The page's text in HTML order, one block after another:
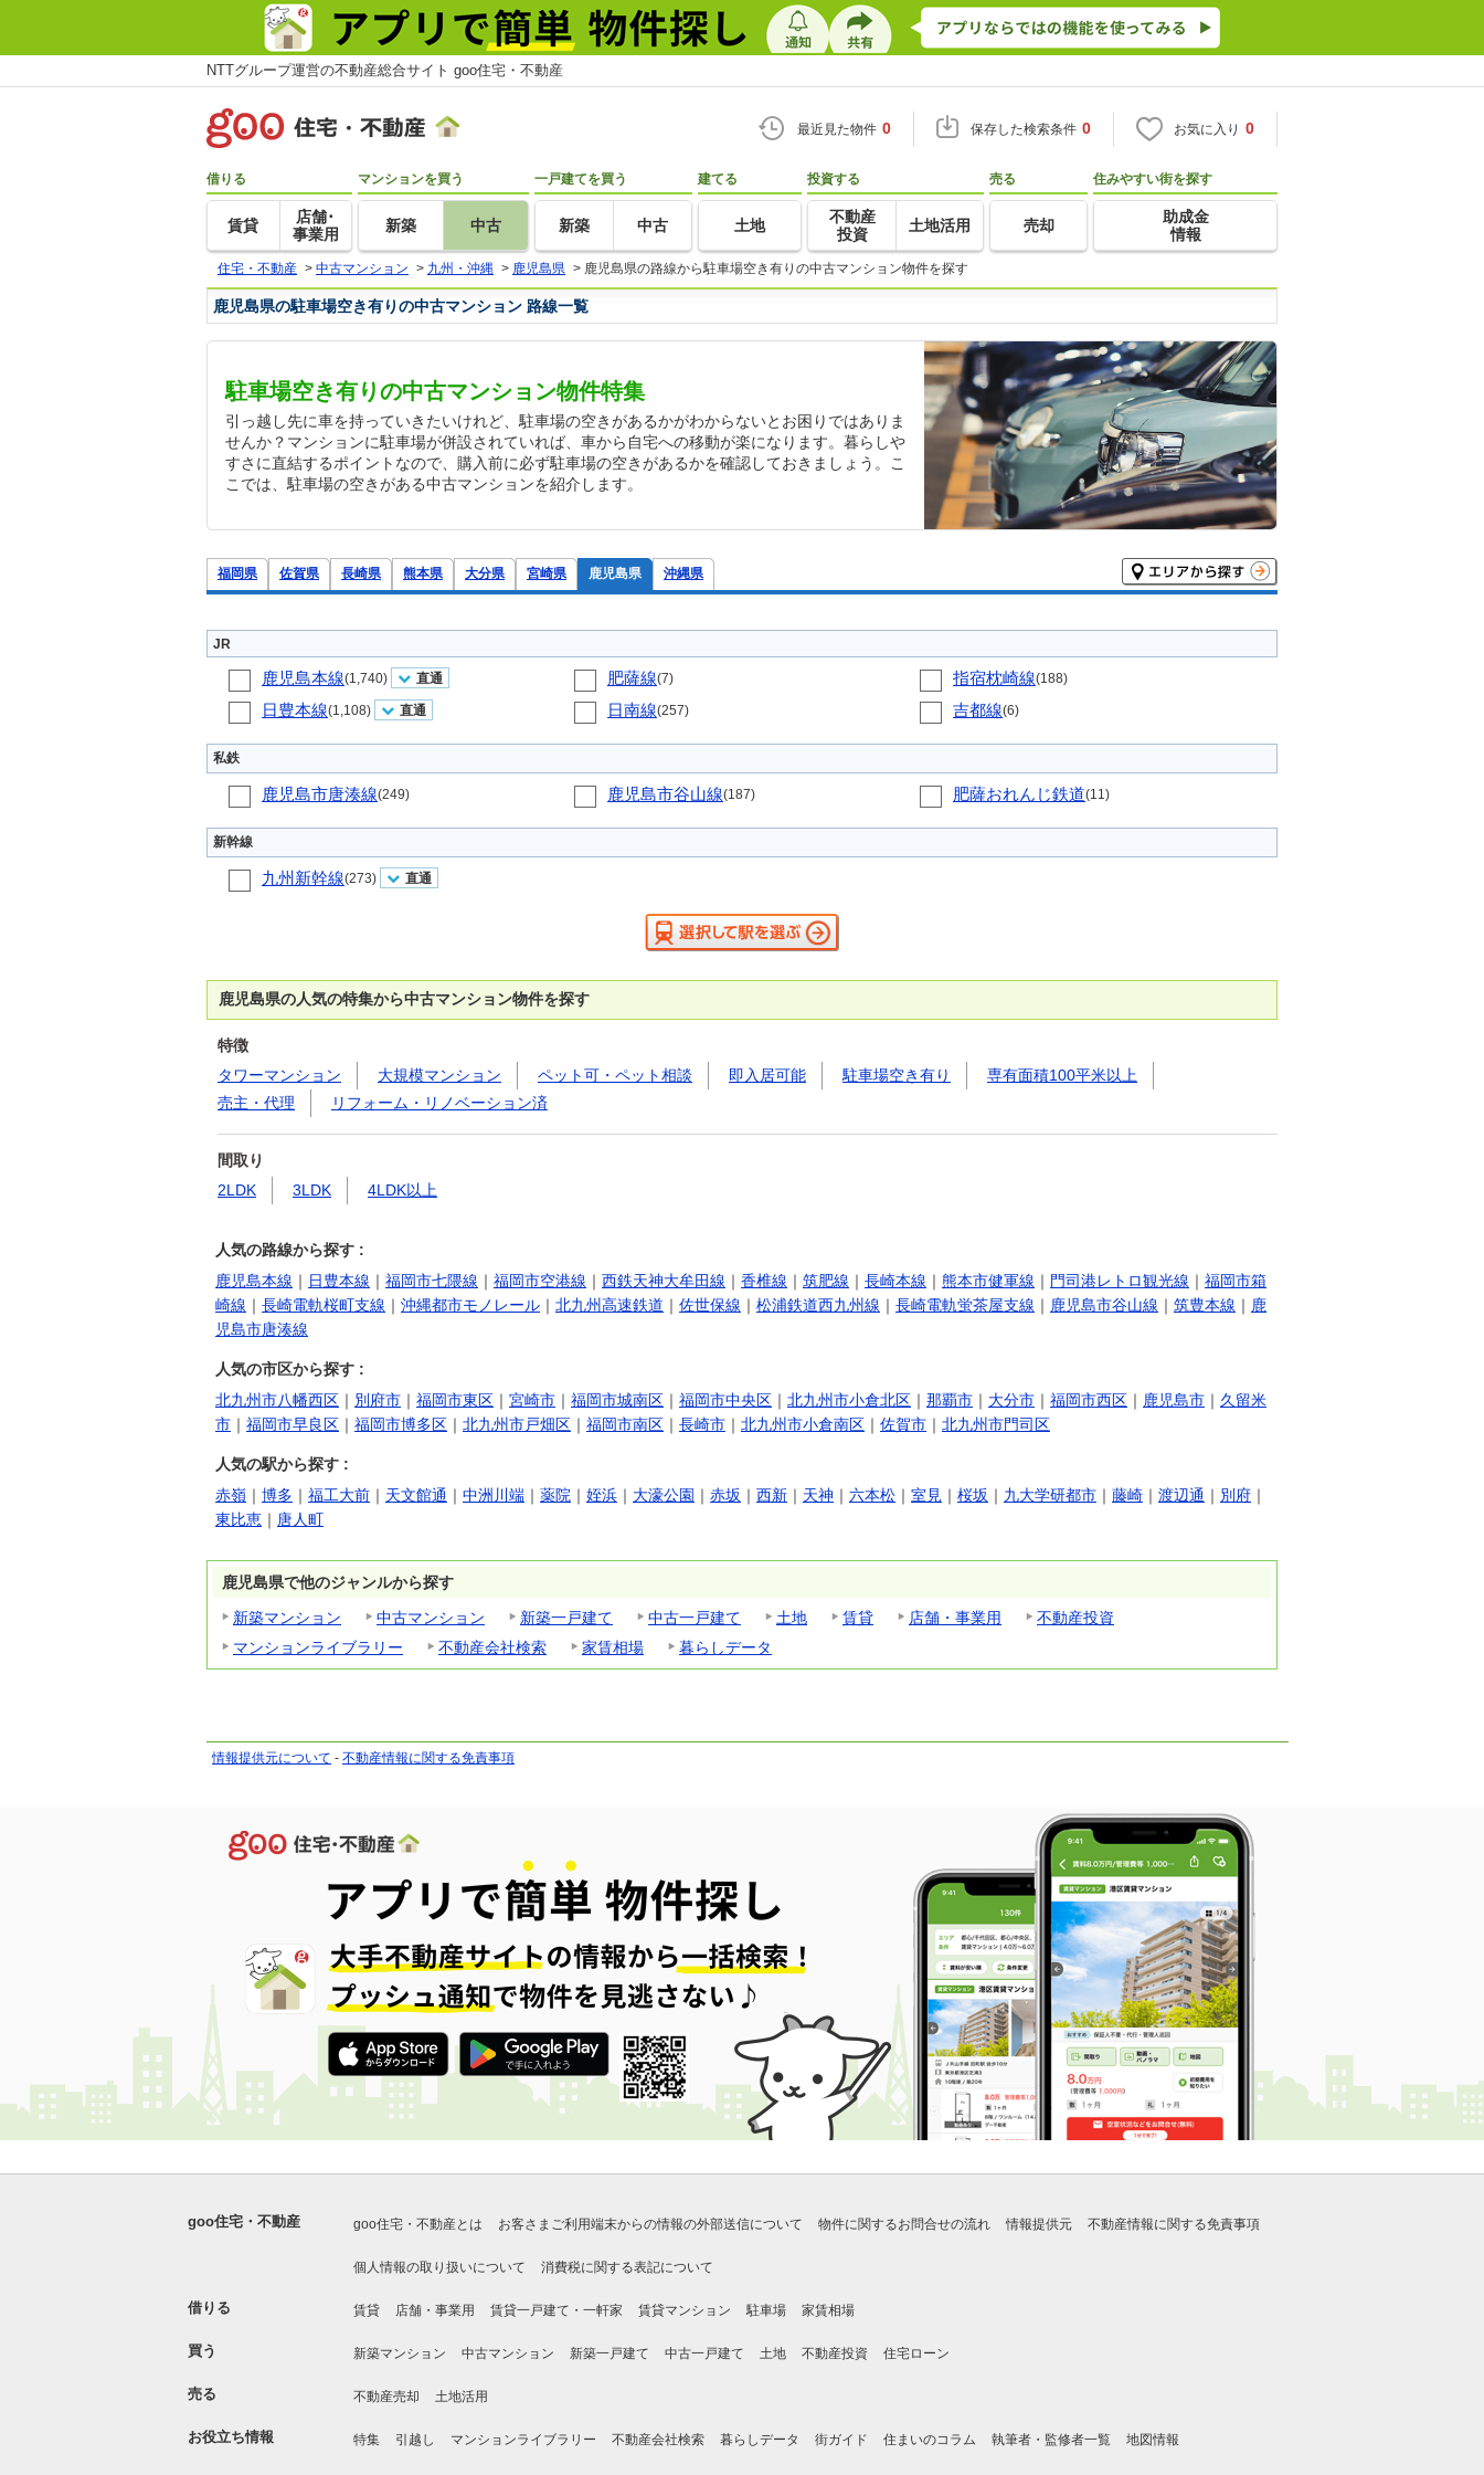
NTTグループ運営の不動産総合サイト goo住宅・不動産
最近見た物件 0 保存した検索条件 0 お気に入り 0
借りる
賃貸
店舗･
事業用
マンションを買う
新築 中古
一戸建てを買う
新築 中古
建てる
土地
投資する
不動産
投資
土地活用
売る
売却
住みやすい街を探す
助成金
情報
住宅・不動産 > 中古マンション > 九州・沖縄 > 鹿児島県 > 鹿児島県の路線から駐車場空き有りの中古マンション物件を探す
鹿児島県の駐車場空き有りの中古マンション 路線一覧
駐車場空き有りの中古マンション物件特集
引っ越し先に車を持っていきたいけれど、駐車場の空きがあるかがわからないとお困りではありま
せんか？マンションに駐車場が併設されていれば、車から自宅への移動が楽になります。暮らしや
すさに直結するポイントなので、購入前に必ず駐車場の空きがあるかを確認しておきましょう。こ
こでは、駐車場の空きがある中古マンションを紹介します。
福岡県 佐賀県 長崎県 熊本県 大分県 宮崎県 鹿児島県 沖縄県
JR
鹿児島本線(1,740) 直通 肥薩線(7) 指宿枕崎線(188)
日豊本線(1,108) 直通 日南線(257) 吉都線(6)
私鉄
鹿児島市唐湊線(249) 鹿児島市谷山線(187) 肥薩おれんじ鉄道(11)
新幹線
九州新幹線(273) 直通
鹿児島県の人気の特集から中古マンション物件を探す
特徴
タワーマンション
大規模マンション ペット可・ペット相談 即入居可能 駐車場空き有り
専有面積100平米以上
売主・代理
リフォーム・リノベーション済
間取り
2LDK
3LDK 4LDK以上
人気の路線から探す :
鹿児島本線 ｜ 日豊本線 ｜ 福岡市七隈線 ｜ 福岡市空港線 ｜ 西鉄天神大牟田線 ｜ 香椎線 ｜ 筑肥線 ｜ 長崎本線 ｜ 熊本市健軍線 ｜ 門司港レトロ観光線 ｜ 福岡市箱
崎線 ｜ 長崎電軌桜町支線 ｜ 沖縄都市モノレール ｜ 北九州高速鉄道 ｜ 佐世保線 ｜ 松浦鉄道西九州線 ｜ 長崎電軌蛍茶屋支線 ｜ 鹿児島市谷山線 ｜ 筑豊本線 ｜ 鹿
児島市唐湊線
人気の市区から探す :
北九州市八幡西区 ｜ 別府市 ｜ 福岡市東区 ｜ 宮崎市 ｜ 福岡市城南区 ｜ 福岡市中央区 ｜ 北九州市小倉北区 ｜ 那覇市 ｜ 大分市 ｜ 福岡市西区 ｜ 鹿児島市 ｜ 久留米
市 ｜ 福岡市早良区 ｜ 福岡市博多区 ｜ 北九州市戸畑区 ｜ 福岡市南区 ｜ 長崎市 ｜ 北九州市小倉南区 ｜ 佐賀市 ｜ 北九州市門司区
人気の駅から探す :
赤嶺 ｜ 博多 ｜ 福工大前 ｜ 天文館通 ｜ 中洲川端 ｜ 薬院 ｜ 姪浜 ｜ 大濠公園 ｜ 赤坂 ｜ 西新 ｜ 天神 ｜ 六本松 ｜ 室見 ｜ 桜坂 ｜ 九大学研都市 ｜ 藤崎 ｜ 渡辺通 ｜ 別府 ｜
東比恵 ｜ 唐人町
鹿児島県で他のジャンルから探す
新築マンション
中古マンション 新築一戸建て 中古一戸建て 土地 賃貸 店舗・事業用
不動産投資
マンションライブラリー
不動産会社検索 家賃相場 暮らしデータ
情報提供元について - 不動産情報に関する免責事項
goo住宅・不動産 goo住宅・不動産とは お客さまご利用端末からの情報の外部送信について 物件に関するお問合せの流れ 情報提供元 不動産情報に関する免責事項
個人情報の取り扱いについて 消費税に関する表記について
借りる 賃貸 店舗・事業用 賃貸一戸建て・一軒家 賃貸マンション 駐車場 家賃相場
買う 新築マンション 中古マンション 新築一戸建て 中古一戸建て 土地 不動産投資 住宅ローン
売る 不動産売却 土地活用
お役立ち情報 特集 引越し マンションライブラリー 不動産会社検索 暮らしデータ 街ガイド 住まいのコラム 執筆者・監修者一覧 地図情報